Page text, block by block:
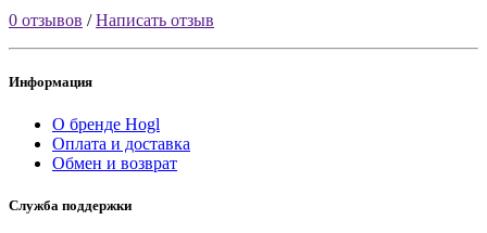
0 отзывов /Написать отзыв
Информация
О бренде Hogl
Оплата и доставка
Обмен и возврат
Служба поддержки